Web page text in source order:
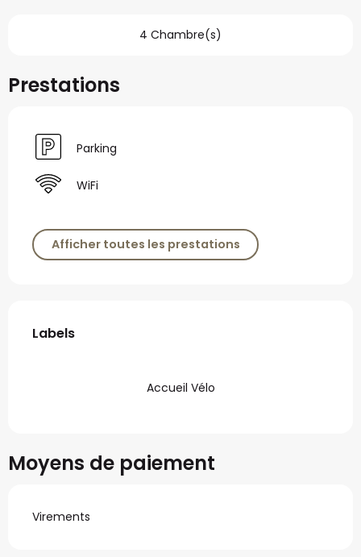
4 Chambre(s)
Prestations
Parking
WiFi
Afficher toutes les prestations
Offres de prestations
Labels
Labels
Accueil Vélo
Moyens de paiement
Virements